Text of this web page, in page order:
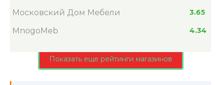
Московский Дом Мебели 3.65
MnogoMeb 4.34
Показать еще рейтинги магазинов